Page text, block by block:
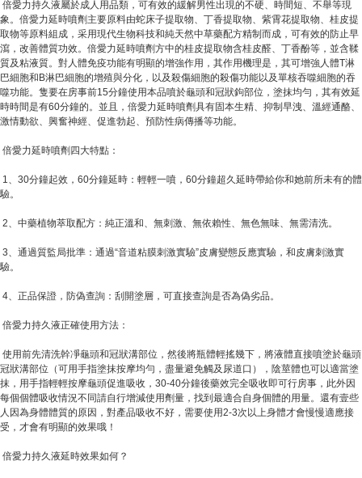
倍愛力持久液屬於成人用品類，可有效的緩解男性出現的不硬、時間短、不舉等現
象。倍愛力延時噴劑主要原料由蛇床子提取物、丁香提取物、紫霄花提取物、桂皮提
取物等原料組成，采用現代生物科技和純天然中草藥配方精制而成，可有效的防止早
瀉，改善體質功效。倍愛力延時噴劑方中的桂皮提取物含桂皮醛、丁香酚等，並含鞣
質及粘液質。對人體免疫功能有明顯的增強作用，其作用機理是，其可增強人體T淋
巴細胞和B淋巴細胞的增殖與分化，以及殺傷細胞的殺傷功能以及單核吞噬細胞的吞
噬功能。隻要在房事前15分鐘使用本品噴於龜頭和冠狀鉤部位，塗抹均勻，其有效延
時時間是有60分鐘的。並且，倍愛力延時噴劑具有固本生精、抑制早洩、溫經通酪、
激情動欲、興奮神經、促進勃起、預防性病傳播等功能。
倍愛力延時噴劑四大特點：
1、30分鐘起效，60分鐘延時：輕輕一噴，60分鐘超久延時帶給你和她前所未有的體
驗。
2、中藥植物萃取配方：純正溫和、無刺激、無依賴性、無色無味、無需清洗。
3、通過質監局批準：通過“音道粘膜刺激實驗”皮膚變態反應實驗，和皮膚刺激實
驗。
4、正品保證，防偽查詢：刮開塗層，可直接查詢是否為偽劣品。
倍愛力持久液正確使用方法：
使用前先清洗幹凈龜頭和冠狀溝部位，然後將瓶體輕搖幾下，將液體直接噴塗於龜頭
冠狀溝部位（可用手指塗抹按摩均勻，盡量避免觸及尿道口），陰莖體也可以適當塗
抹，用手指輕輕按摩龜頭促進吸收，30-40分鐘後藥效完全吸收即可行房事，此外因
每個個體吸收情況不同請自行增減使用劑量，找到最適合自身個體的用量。還有壹些
人因為身體體質的原因，對產品吸收不好，需要使用2-3次以上身體才會慢慢適應接
受，才會有明顯的效果哦！
倍愛力持久液延時效果如何？